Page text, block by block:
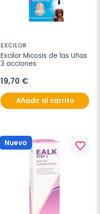
EXCILOR
Excilor Micosis de las Uñas
3 acciones
19,70 €
Añadir al carrito
Nuevo favorite_border